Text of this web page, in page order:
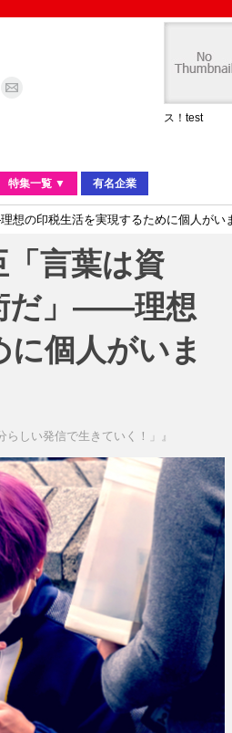
ス！test
特集一覧 ▼ 有名企業
の印税生活を実現するために個人がい
言葉は資
だ」――理想
個人がいま
らしい発信で生きていく！」』